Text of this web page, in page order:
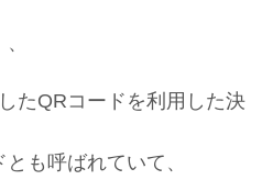
たQRコードを利用した決
も呼ばれていて、